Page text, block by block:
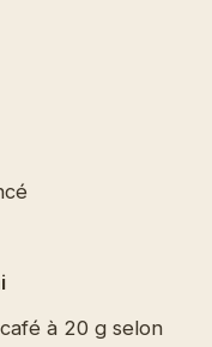
à 20 g selon